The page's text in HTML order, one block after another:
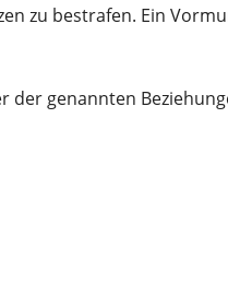
zu bestrafen. Ein
der genannten